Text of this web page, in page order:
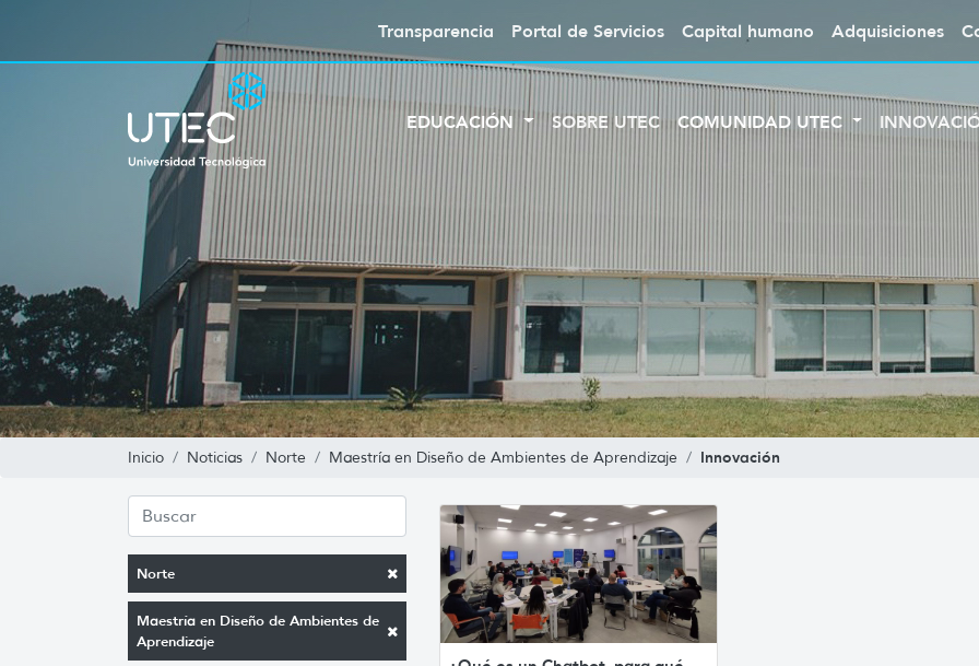
Transparencia Portal de Servicios Capital humano Adquisiciones
EDUCACIÓN SOBRE UTEC COMUNIDAD UTEC
Inicio Noticias Norte Maestría en Diseño de Ambientes de Aprendizaje Innovación
Norte
Maestría en Diseño de Ambientes de
Aprendizaje